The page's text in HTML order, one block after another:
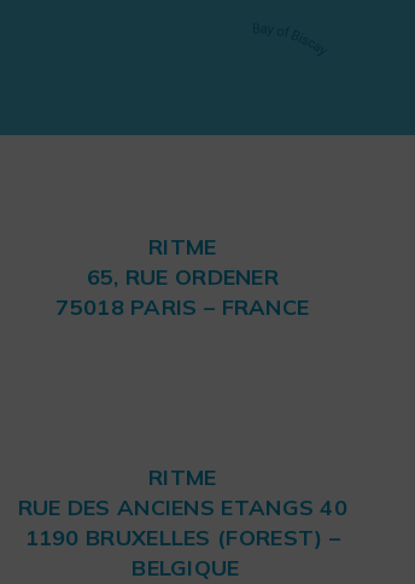
RITME
65, RUE ORDENER
75018 PARIS – FRANCE
RITME
RUE DES ANCIENS ETANGS 40
1190 BRUXELLES (FOREST) –
BELGIQUE